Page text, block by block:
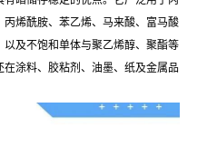
烯酰胺、苯乙烯、马来酸、富马酸
及不饱和单体与聚乙烯醇、聚酯等
涂料、胶粘剂、油墨、纸及金属品